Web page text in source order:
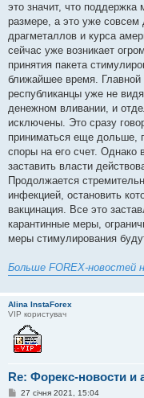
это значит, что поддержка
размере, а это уже
драгметаллов и курса
сейчас уже возникает
принятия пакета
ближайшее время. Главной
республиканцы уже не
денежном вливании, и
исключены. Это сразу
приниматься еще дольше,
споры на его счет. Однако
заставить власти
Продолжается
инфекцией, остановить
вакцинация. Все это
карантинные меры,
меры стимулирования
Больше FOREX-новостей
Alina InstaForex
VIP користувач
Re: Форекс-новости и
П27 січня 2021, 15:04